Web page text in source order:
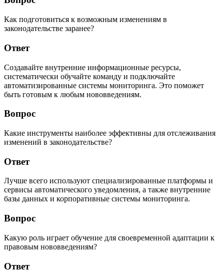
Как подготовиться к возможным изменениям в
законодательстве заранее?
Ответ
Создавайте внутренние информационные ресурсы,
систематически обучайте команду и подключайте
автоматизированные системы мониторинга. Это поможет
быть готовым к любым нововведениям.
Вопрос
Какие инструменты наиболее эффективны для отслеживания
изменений в законодательстве?
Ответ
Лучше всего используют специализированные платформы и
сервисы автоматического уведомления, а также внутренние
базы данных и корпоративные системы мониторинга.
Вопрос
Какую роль играет обучение для своевременной адаптации к
правовым нововведениям?
Ответ